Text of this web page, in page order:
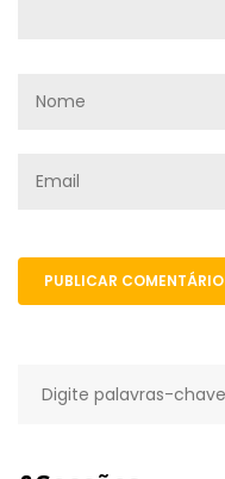
PUBLICAR COMENTÁRIO